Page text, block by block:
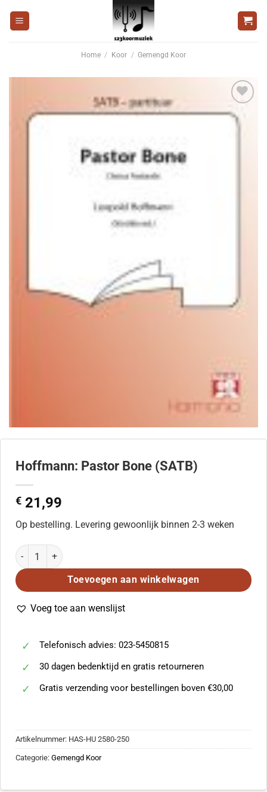
naar
Home / Koor / Gemengd Koor
Voeg
toe aan
Hoffmann: Pastor Bone (SATB)
€ 21,99
Op bestelling. Levering gewoonlijk binnen 2-3 weken
Hoffmann: Pastor Bone (SATB) aantal
Toevoegen aan winkelwagen
Voeg toe aan wenslijst
Telefonisch advies: 023-5450815
30 dagen bedenktijd en gratis retourneren
Gratis verzending voor bestellingen boven €30,00
Artikelnummer: HAS-HU 2580-250
Categorie: Gemengd Koor